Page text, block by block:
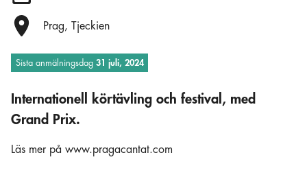
Plats:
Prag, Tjeckien
Sista anmälningsdag 31 juli, 2024
Internationell körtävling och festival, med
Grand Prix.
Läs mer på www.pragacantat.com